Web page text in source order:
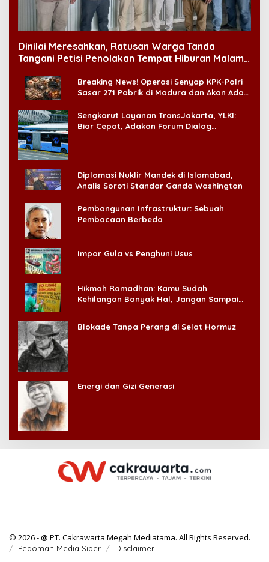
Dinilai Meresahkan, Ratusan Warga Tanda
Tangani Petisi Penolakan Tempat Hiburan Malam
Breaking News! Operasi Senyap KPK-Polri
Sasar 271 Pabrik di Madura dan Akan Ada
Sengkarut Layanan TransJakarta, YLKI:
Biar Cepat, Adakan Forum Dialog
Diplomasi Nuklir Mandek di Islamabad,
Analis Soroti Standar Ganda Washington
Pembangunan Infrastruktur: Sebuah
Pembacaan Berbeda
Impor Gula vs Penghuni Usus
Hikmah Ramadhan: Kamu Sudah
Kehilangan Banyak Hal, Jangan Sampai
Blokade Tanpa Perang di Selat Hormuz
Energi dan Gizi Generasi
© 2026 - @ PT. Cakrawarta Megah Mediatama. All Rights Reserved.
Pedoman Media Siber Disclaimer